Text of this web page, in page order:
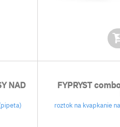
NAD FYPRYST
roztok na kvapkanie